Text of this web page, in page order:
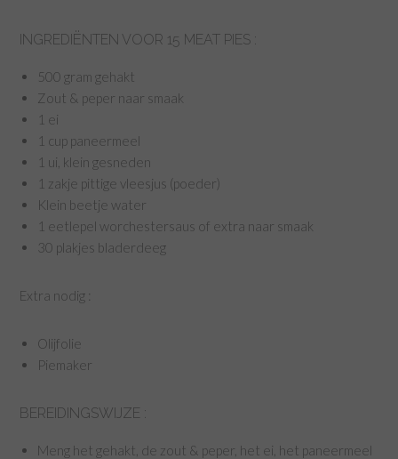
INGREDIËNTEN VOOR 15 MEAT PIES :
500 gram gehakt
Zout & peper naar smaak
1 ei
1 cup paneermeel
1 ui, klein gesneden
1 zakje pittige vleesjus (poeder)
Klein beetje water
1 eetlepel worchestersaus of extra naar smaak
30 plakjes bladerdeeg
Extra nodig :
Olijfolie
Piemaker
BEREIDINGSWIJZE :
Meng het gehakt, de zout & peper, het ei, het paneermeel